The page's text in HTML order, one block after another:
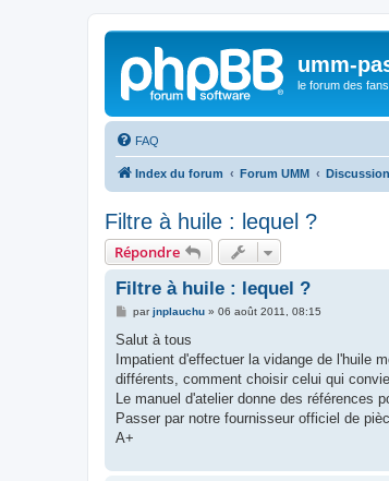
umm-
le forum des
FAQ
Index du forum Forum UMM
Filtre à huile : lequel ?
Répondre
Filtre à huile : lequel ?
M
s
a
g
parjnplauchu» 06 août 2011, 08:15
Salut à tous
Impatient d'effectuer la vidange de l'huile
différents, comment choisir celui qui
Le manuel d'atelier donne des références
Passer par notre fournisseur officiel de
A+